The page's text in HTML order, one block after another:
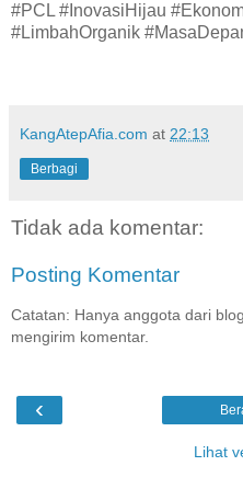
#PCL #InovasiHijau
#LimbahOrganik
KangAtepAfia.com at 22:13
Berbagi
Tidak ada komentar:
Posting Komentar
Catatan: Hanya anggota dari
mengirim komentar.
‹
Lihat